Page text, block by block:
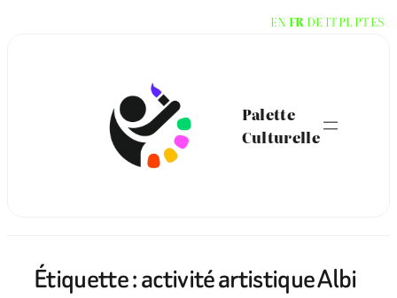
Palette
Culturelle
Étiquette :activité artistique Albi
EN FR DE ITPL PTES